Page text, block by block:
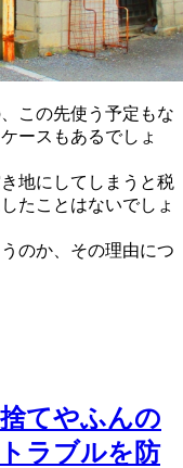
この先使う予定もな
ースもあるでしょ
地にしてしまうと税
たことはないでしょ
のか、その理由につ
てやふんの
ラブルを防